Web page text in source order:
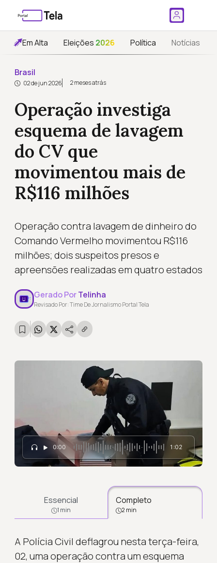
Em Alta Eleições 2026 Política Notícias
Brasil
02 de jun 2026 2 meses atrás
Operação investiga
esquema de lavagem
do CV que
movimentou mais de
R$116 milhões
Operação contra lavagem de dinheiro do
Comando Vermelho movimentou R$116
milhões; dois suspeitos presos e
apreensões realizadas em quatro estados
Gerado PorTelinha
Revisado Por: Time De Jornalismo Portal Tela
0:00 1:02
Essencial
1 min
Completo
2 min
A Polícia Civil deflagrou nesta terça-feira,
02, uma operação contra um esquema